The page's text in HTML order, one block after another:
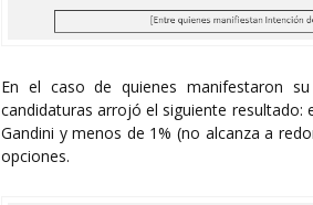
En el caso de quienes manifestaron
candidaturas arrojó el siguiente resultado:
Gandini y menos de 1% (no alcanza a
opciones.